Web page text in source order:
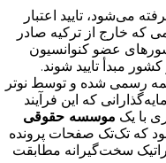
می‌شود، تایید اعتبار
که خارج از ترکیه صادر
عضو کنوانسیون
مبدأ تایید شوند.
رسمی شده و توسط نوتر
که این فرآیند
با یک موسسه حقوقی
که تک‌تک صفحات پرونده
سخت‌گیرانه مطابقت